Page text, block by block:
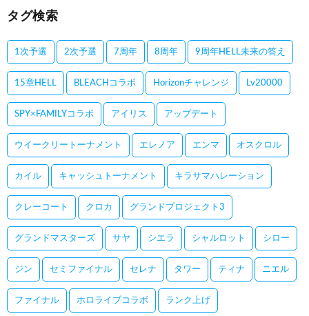
タグ検索
1次予選 2次予選 7周年 8周年 9周年HELL未来の答え
15章HELL BLEACHコラボ Horizonチャレンジ Lv20000
SPY×FAMILYコラボ アイリス アップデート
ウイークリートーナメント エレノア エンマ オスクロル
カイル キャッシュトーナメント キラサマハレーション
クレーコート クロカ グランドプロジェクト3
グランドマスターズ サヤ シエラ シャルロット シロー
ジン セミファイナル セレナ タワー ティナ ニエル
ファイナル ホロライブコラボ ランク上げ